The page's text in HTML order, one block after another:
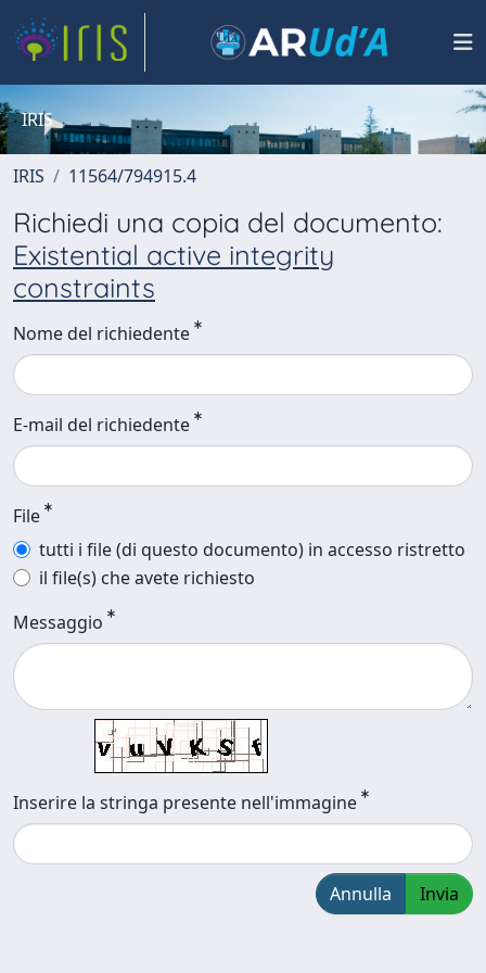
IRIS
IRIS 11564/794915.4
Richiedi una copia del documento:
Existential active integrity
constraints
Nome del richiedente
E-mail del richiedente
File
tutti i file (di questo documento) in accesso ristretto
il file(s) che avete richiesto
Messaggio
Inserire la stringa presente nell'immagine
Annulla Invia